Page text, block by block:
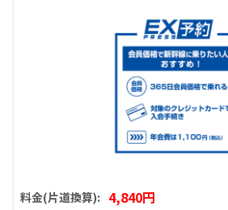
料金(片道換算): 4,840円